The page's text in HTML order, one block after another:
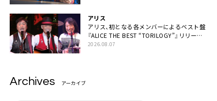
アリス
アリス、初となる各メンバーによるベスト盤
『ALICE THE BEST “TORILOGY”』リリース
決定
2026.08.07
Archives アーカイブ